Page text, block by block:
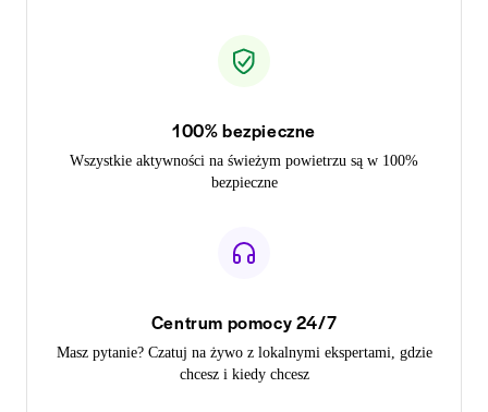
100% bezpieczne
Wszystkie aktywności na świeżym powietrzu są w 100%
bezpieczne
Centrum pomocy 24/7
Masz pytanie? Czatuj na żywo z lokalnymi ekspertami, gdzie
chcesz i kiedy chcesz